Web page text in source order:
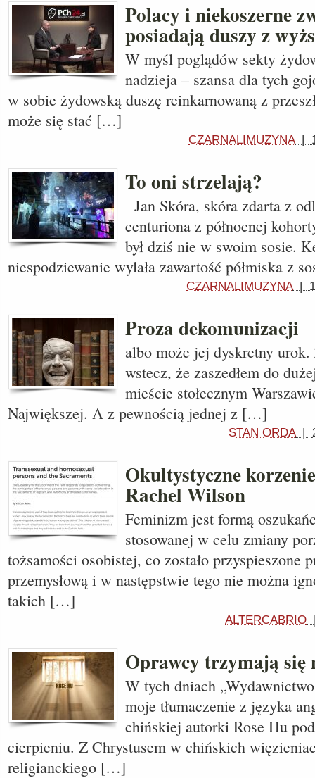
Polacy i niekoszerne
posiadają duszy z
W myśl poglądów sekty
nadzieja – szansa dla tych
w sobie żydowską duszę reinkarnowaną z
może się stać […]
CZARNALIMUZYNA|
To oni strzelają?
Jan Skóra, skóra zdarta z
centuriona z północnej
był dziś nie w swoim sosie.
niespodziewanie wylała zawartość półmiska z
CZARNALIMUZYNA|
Proza dekomunizacji
albo może jej dyskretny
wstecz, że zaszedłem do
mieście stołecznym
Największej. A z pewnością jednej z […]
STAN ORDA|
Okultystyczne
Rachel Wilson
Feminizm jest formą
stosowanej w celu zmiany
tożsamości osobistej, co zostało przyspieszone
przemysłową i w następstwie tego nie można
takich […]
ALTERCABRIO
Oprawcy trzymają się
W tych dniach
moje tłumaczenie z języka
chińskiej autorki Rose Hu
cierpieniu. Z Chrystusem w chińskich
religianckiego […]